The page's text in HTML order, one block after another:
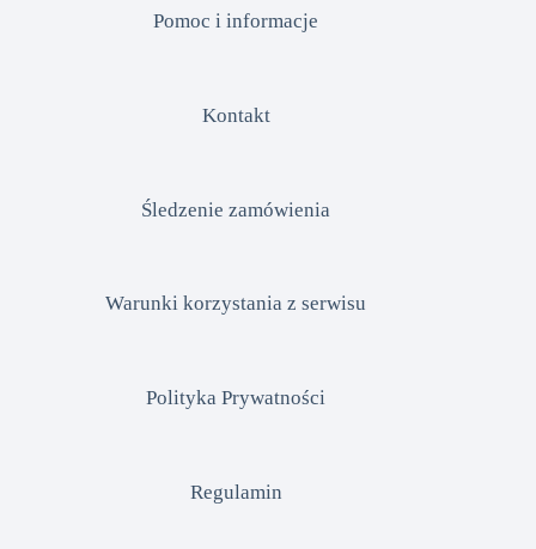
Pomoc i informacje
Kontakt
Śledzenie zamówienia
Warunki korzystania z serwisu
Polityka Prywatności
Regulamin